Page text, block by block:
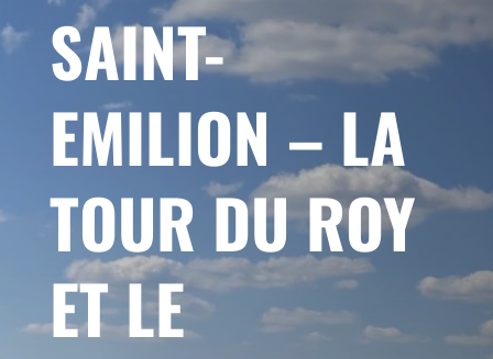
SAINT-
EMILION – LA
TOUR DU ROY
ET LE